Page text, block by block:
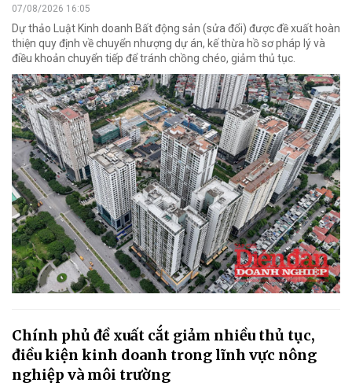
07/08/2026 16:05
Dự thảo Luật Kinh doanh Bất động sản (sửa đổi) được đề xuất hoàn
thiện quy định về chuyển nhượng dự án, kế thừa hồ sơ pháp lý và
điều khoản chuyển tiếp để tránh chồng chéo, giảm thủ tục.
Chính phủ đề xuất cắt giảm nhiều thủ tục,
điều kiện kinh doanh trong lĩnh vực nông
nghiệp và môi trường